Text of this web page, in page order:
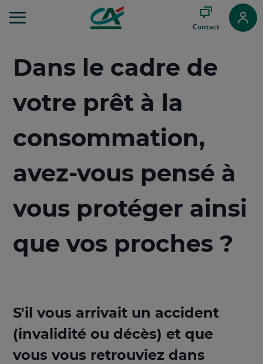
au
Aller
au
de
Contact
Dans le cadre de
votre prêt à la
consommation,
avez-vous pensé à
vous protéger ainsi
que vos proches ?
S'il vous arrivait un accident
(invalidité ou décès) et que
vous vous retrouviez dans